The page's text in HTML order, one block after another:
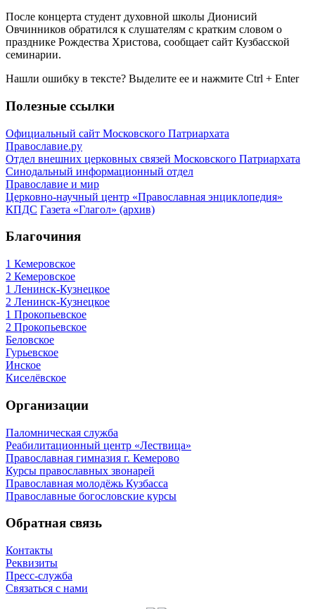
После концерта студент духовной школы Дионисий
Овчинников обратился к слушателям с кратким словом о
празднике Рождества Христова, сообщает сайт Кузбасской
семинарии.
Нашли ошибку в тексте? Выделите ее и нажмите Ctrl + Enter
Полезные ссылки
Официальный сайт Московского Патриархата
Православие.ру
Отдел внешних церковных связей Московского Патриархата
Синодальный информационный отдел
Православие и мир
Церковно-научный центр «Православная энциклопедия»
КПДС Газета «Глагол» (архив)
Благочиния
1 Кемеровское
2 Кемеровское
1 Ленинск-Кузнецкое
2 Ленинск-Кузнецкое
1 Прокопьевское
2 Прокопьевское
Беловское
Гурьевское
Инское
Киселёвское
Организации
Паломническая служба
Реабилитационный центр «Лествица»
Православная гимназия г. Кемерово
Курсы православных звонарей
Православная молодёжь Кузбасса
Православные богословские курсы
Обратная связь
Контакты
Реквизиты
Пресс-служба
Связаться с нами